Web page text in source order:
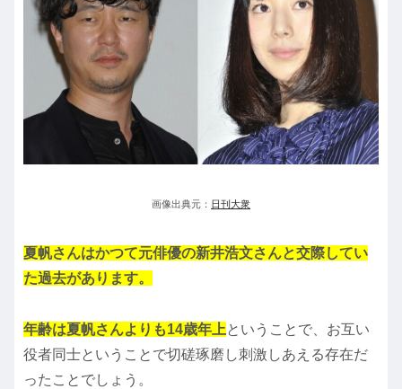
画像出典元： 日刊大衆
夏帆さんはかつて元俳優の新井浩文さんと交際してい
た過去があります。
年齢は夏帆さんよりも14歳年上ということで、お互い
役者同士ということで切磋琢磨し刺激しあえる存在だ
ったことでしょう。